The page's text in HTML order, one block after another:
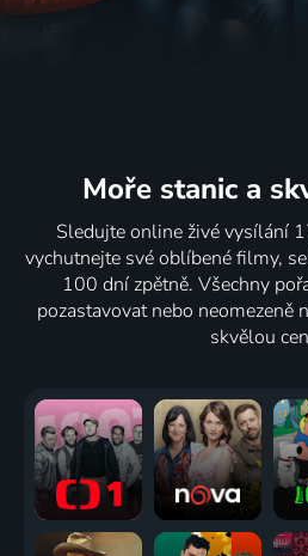
Moře stanic a
Sledujte online živé vysílání
vychutnejte své oblíbené filmy,
100 dní zpětně. Všechny
pozastavovat nebo neomezeně
skvělou